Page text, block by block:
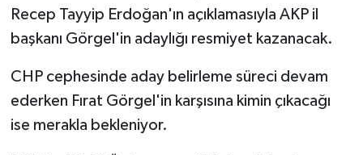
Recep Tayyip Erdoğan'ın açıklamasıyla AKP il
başkanı Görgel'in adaylığı resmiyet kazanacak.
CHP cephesinde aday belirleme süreci devam
ederken Fırat Görgel'in karşısına kimin çıkacağı
ise merakla bekleniyor.
ÜÇÜNCÜ SAYFA
Yemek